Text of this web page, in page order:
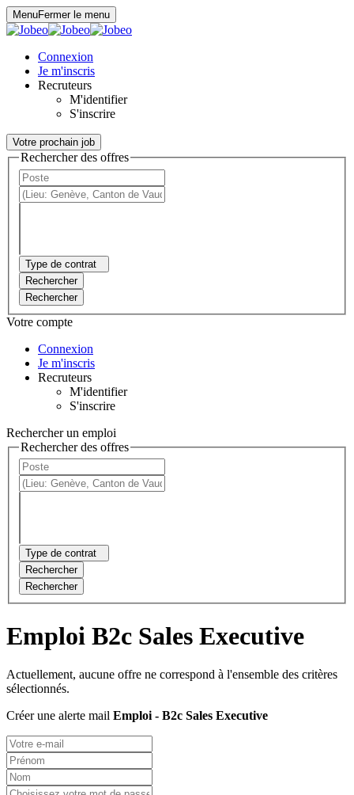
MenuFermer le menu
Connexion
Je m'inscris
Recruteurs
M'identifier
S'inscrire
Votre prochain job
Rechercher des offres
Type de contrat
Rechercher
Rechercher
Votre compte
Connexion
Je m'inscris
Recruteurs
M'identifier
S'inscrire
Rechercher un emploi
Rechercher des offres
Type de contrat
Rechercher
Rechercher
Emploi B2c Sales Executive
Actuellement, aucune offre ne correspond à l'ensemble des critères
sélectionnés.
Créer une alerte mail Emploi - B2c Sales Executive
Panneau de gestion des cookies